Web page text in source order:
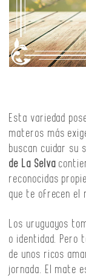
Esta variedad
materos más
buscan cuidar su
de La Selva
reconocidas
que te ofrecen el
Los uruguayos
o identidad. Pero
de unos ricos
jornada. El mate